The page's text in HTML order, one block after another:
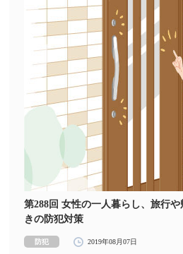
第288回 女性の一人暮らし、旅行
きの防犯対策
防犯 2019年08月07日